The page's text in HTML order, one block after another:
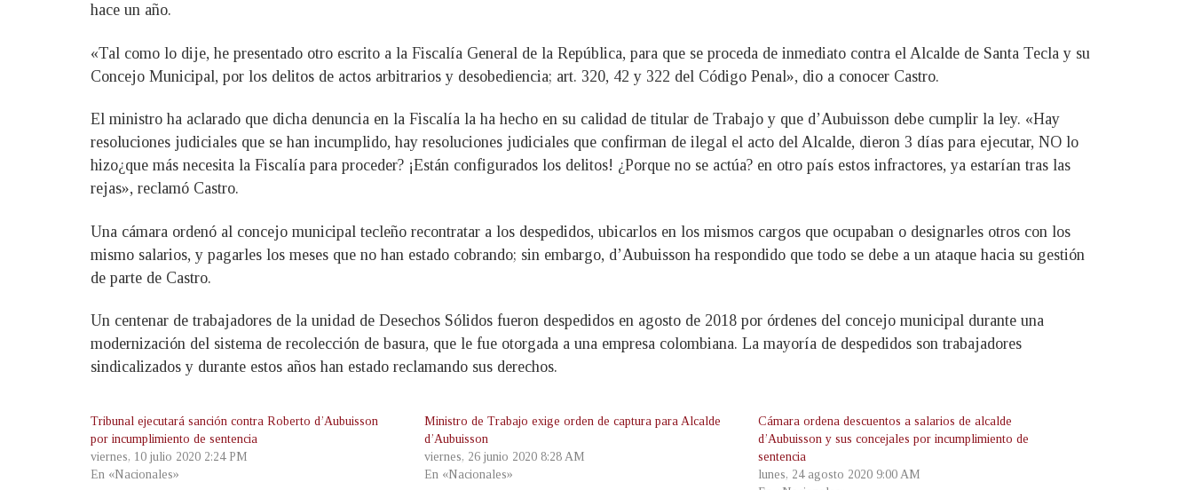
hace un año.
«Tal como lo dije, he presentado otro escrito a la Fiscalía General de la República, para que se proceda de inmediato contra el Alcalde de Santa Tecla y su
Concejo Municipal, por los delitos de actos arbitrarios y desobediencia; art. 320, 42 y 322 del Código Penal», dio a conocer Castro.
El ministro ha aclarado que dicha denuncia en la Fiscalía la ha hecho en su calidad de titular de Trabajo y que d’Aubuisson debe cumplir la ley. «Hay
resoluciones judiciales que se han incumplido, hay resoluciones judiciales que confirman de ilegal el acto del Alcalde, dieron 3 días para ejecutar, NO lo
hizo¿que más necesita la Fiscalía para proceder? ¡Están configurados los delitos! ¿Porque no se actúa? en otro país estos infractores, ya estarían tras las
rejas», reclamó Castro.
Una cámara ordenó al concejo municipal tecleño recontratar a los despedidos, ubicarlos en los mismos cargos que ocupaban o designarles otros con los
mismo salarios, y pagarles los meses que no han estado cobrando; sin embargo, d’Aubuisson ha respondido que todo se debe a un ataque hacia su gestión
de parte de Castro.
Un centenar de trabajadores de la unidad de Desechos Sólidos fueron despedidos en agosto de 2018 por órdenes del concejo municipal durante una
modernización del sistema de recolección de basura, que le fue otorgada a una empresa colombiana. La mayoría de despedidos son trabajadores
sindicalizados y durante estos años han estado reclamando sus derechos.
Tribunal ejecutará sanción contra Roberto d’Aubuisson
por incumplimiento de sentencia
viernes, 10 julio 2020 2:24 PM
En «Nacionales»
Ministro de Trabajo exige orden de captura para Alcalde
d’Aubuisson
viernes, 26 junio 2020 8:28 AM
En «Nacionales»
Cámara ordena descuentos a salarios de alcalde
d’Aubuisson y sus concejales por incumplimiento de
sentencia
lunes, 24 agosto 2020 9:00 AM